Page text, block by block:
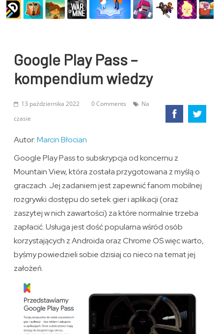
Google Play Pass –
kompendium wiedzy
13 października 2022 0 Comments
Na
czasie
Autor:Marcin Błocian
Google Play Pass to subskrypcja od koncernu z
Mountain View, która została przygotowana z myślą o
graczach. Jej zadaniem jest zapewnić fanom mobilnej
rozgrywki dostępu do setek gier i aplikacji (oraz
zaszytej w nich zawartości) za które normalnie trzeba
zapłacić. Usługa jest dość popularna wśród osób
korzystających z Androida oraz Chrome OS więc warto,
byśmy powiedzieli sobie dzisiaj co nieco na temat jej
założeń.